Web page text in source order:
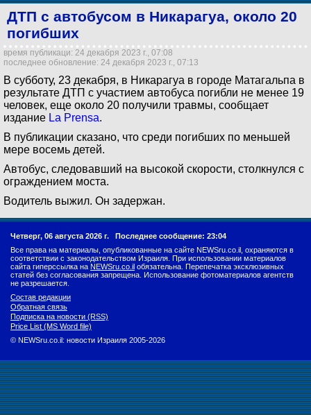
ДТП с автобусом в Никарагуа, около 20
погибших
время публикаци: 24 декабря 2023 г., 07:08
последнее обновление: 24 декабря 2023 г., 07:13
В субботу, 23 декабря, в Никарагуа в городе Матагальпа в
результате ДТП с участием автобуса погибли не менее 19
человек, еще около 20 получили травмы, сообщает
издание La Prensa.
В публикации сказано, что среди погибших по меньшей
мере восемь детей.
Автобус, следовавший на высокой скорости, столкнулся с
ограждением моста.
Водитель выжил. Он задержан.
Четверг, 06 августа 2026 г. Последнее сообщение: 23:04
Все права на материалы, опубликованные на сайте NEWSru.co.il, охраняются в
соответствии с законодательством Израиля. При использовании материалов
сайта гиперссылка на NEWSru.co.il обязательна. Перепечатка эксклюзивных
статей без согласования запрещена. Использование фотоматериалов агентств
не разрешается.
Состав редакции
Обратная связь
Подписка на новости (RSS)
Price List (MS Word file)
© NEWSru.co.il: новости Израиля 2005-2026